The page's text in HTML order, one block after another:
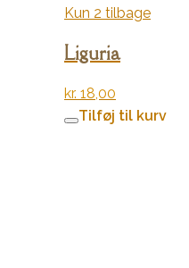
Kun 2 tilbage
Liguria
kr. 18,00
Tilføj til kurv